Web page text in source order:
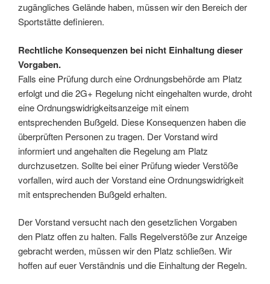
zugängliches Gelände haben, müssen wir den Bereich der
Sportstätte definieren.
Rechtliche Konsequenzen bei nicht Einhaltung dieser
Vorgaben.
Falls eine Prüfung durch eine Ordnungsbehörde am Platz
erfolgt und die 2G+ Regelung nicht eingehalten wurde, droht
eine Ordnungswidrigkeitsanzeige mit einem
entsprechenden Bußgeld. Diese Konsequenzen haben die
überprüften Personen zu tragen. Der Vorstand wird
informiert und angehalten die Regelung am Platz
durchzusetzen. Sollte bei einer Prüfung wieder Verstöße
vorfallen, wird auch der Vorstand eine Ordnungswidrigkeit
mit entsprechenden Bußgeld erhalten.
Der Vorstand versucht nach den gesetzlichen Vorgaben
den Platz offen zu halten. Falls Regelverstöße zur Anzeige
gebracht werden, müssen wir den Platz schließen. Wir
hoffen auf euer Verständnis und die Einhaltung der Regeln.